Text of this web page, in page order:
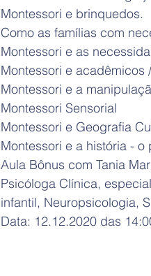
Montessori e brinquedos.
Como as famílias com
Montessori e as
Montessori e
Montessori e a
Montessori Sensorial
Montessori e Geografia
Montessori e a história -
Aula Bônus com Tania
Psicóloga Clínica,
infantil, Neuropsicologia,
Data: 12.12.2020 das